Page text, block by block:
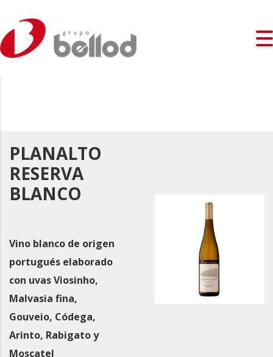
PLANALTO
RESERVA
BLANCO
Vino blanco de origen
portugués elaborado
con uvas Viosinho,
Malvasia fina,
Gouveio, Códega,
Arinto, Rabigato y
Moscatel